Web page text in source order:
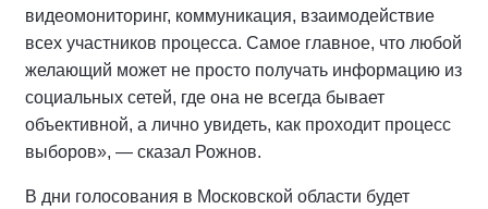
видеомониторинг, коммуникация, взаимодействие
всех участников процесса. Самое главное, что любой
желающий может не просто получать информацию из
социальных сетей, где она не всегда бывает
объективной, а лично увидеть, как проходит процесс
выборов», — сказал Рожнов.
В дни голосования в Московской области будет